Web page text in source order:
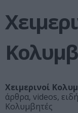
Χειμερινοί
άρθρα, videos,
Κολυμβητές